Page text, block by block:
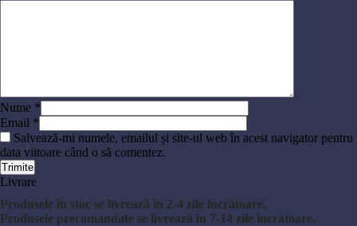
Nume *
Email *
Salvează-mi numele, emailul și site-ul web în acest navigator pentru
data viitoare când o să comentez.
Livrare
Produsele în stoc se livrează în 2-4 zile lucrătoare.
Produsele precomandate se livrează în 7-14 zile lucrătoare.